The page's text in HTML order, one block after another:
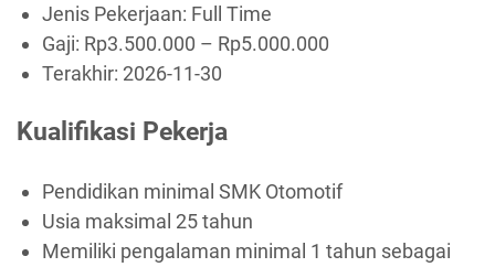
Jenis Pekerjaan: Full Time
Gaji: Rp3.500.000 – Rp5.000.000
Terakhir: 2026-11-30
Kualifikasi Pekerja
Pendidikan minimal SMK Otomotif
Usia maksimal 25 tahun
Memiliki pengalaman minimal 1 tahun sebagai